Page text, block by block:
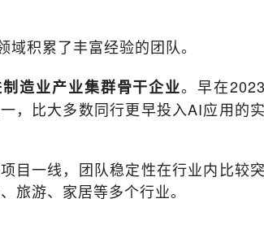
积累了丰富经验的团队。
造业产业集群骨干企业。早在
，比大多数同行更早投入AI应用的
目一线，团队稳定性在行业内比较
旅游、家居等多个行业。